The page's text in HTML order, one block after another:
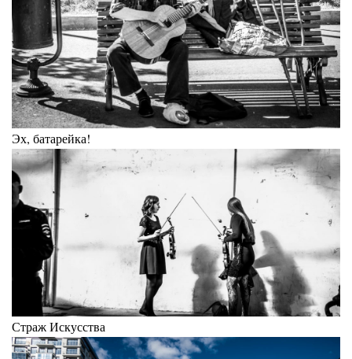
Эх, батарейка!
Страж Искусства